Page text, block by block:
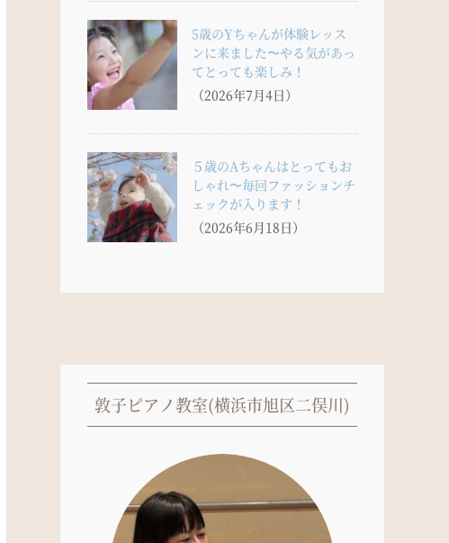
5歳のYちゃんが体験レッス
ンに来ました〜やる気があっ
てとっても楽しみ！
（2026年7月4日）
５歳のAちゃんはとってもお
しゃれ〜毎回ファッションチ
ェックが入ります！
（2026年6月18日）
敦子ピアノ教室(横浜市旭区二俣川)